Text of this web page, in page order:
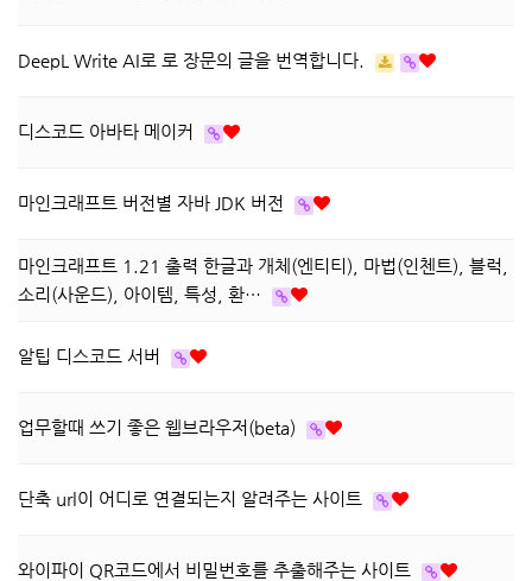
DeepL Write AI로 로 장문의 글을 번역합니다.
디스코드 아바타 메이커
마인크래프트 버전별 자바 JDK 버전
마인크래프트 1.21 출력 한글과 개체(엔티티), 마법(인첸트), 블럭,
소리(사운드), 아이템, 특성, 환…
알팁 디스코드 서버
업무할때 쓰기 좋은 웹브라우저(beta)
단축 url이 어디로 연결되는지 알려주는 사이트
와이파이 QR코드에서 비밀번호를 추출해주는 사이트